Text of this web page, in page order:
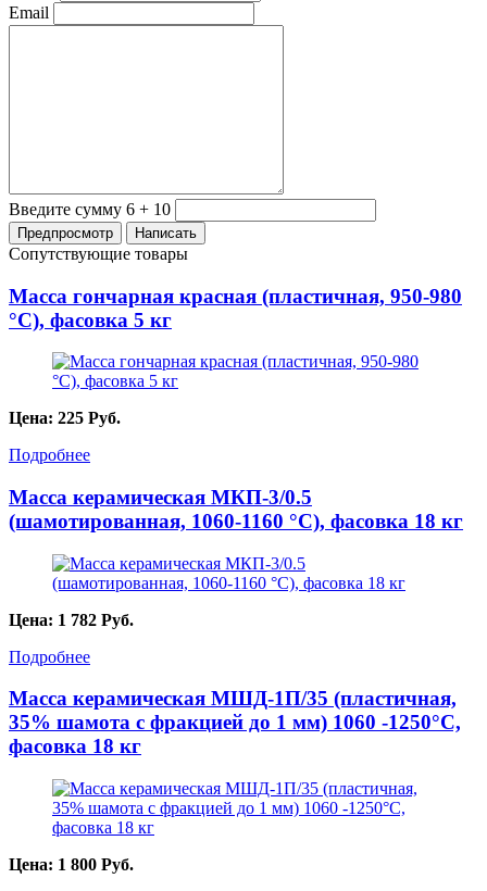
Email
Введите сумму 6 + 10
Сопутствующие товары
Масса гончарная красная (пластичная, 950-980
°С), фасовка 5 кг
Цена: 225 Руб.
Подробнее
Масса керамическая МКП-3/0.5
(шамотированная, 1060-1160 °C), фасовка 18 кг
Цена: 1 782 Руб.
Подробнее
Масса керамическая МШД-1П/35 (пластичная,
35% шамота с фракцией до 1 мм) 1060 -1250°С,
фасовка 18 кг
Цена: 1 800 Руб.